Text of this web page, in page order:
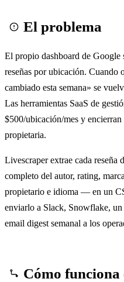
El problema
El propio dashboard de Google
reseñas por ubicación. Cuando
cambiado esta semana» se
Las herramientas SaaS de
$500/ubicación/mes y
propietaria.
Livescraper extrae cada reseña
completo del autor, rating,
propietario e idioma — en un
enviarlo a Slack, Snowflake,
email digest semanal a los
Cómo